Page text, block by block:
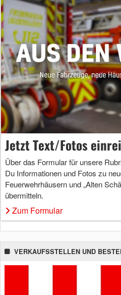
Jetzt Text/Fotos
Über das Formular für unsere
Du Informationen und Fotos zu
Feuerwehrhäusern und „Alten
übermitteln.
Zum Formular
VERKAUFSSTELLEN UND